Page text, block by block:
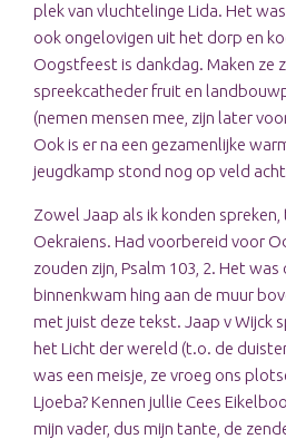
plek van vluchtelinge Lida. Het
ook ongelovigen uit het dorp en
Oogstfeest is dankdag. Maken ze
spreekcatheder fruit en
(nemen mensen mee, zijn later
Ook is er na een gezamenlijke
jeugdkamp stond nog op veld
Zowel Jaap als ik konden spreken,
Oekraiens. Had voorbereid voor
zouden zijn, Psalm 103, 2. Het
binnenkwam hing aan de muur
met juist deze tekst. Jaap v Wijck
het Licht der wereld (t.o. de
was een meisje, ze vroeg ons
Ljoeba? Kennen jullie Cees
mijn vader, dus mijn tante, de